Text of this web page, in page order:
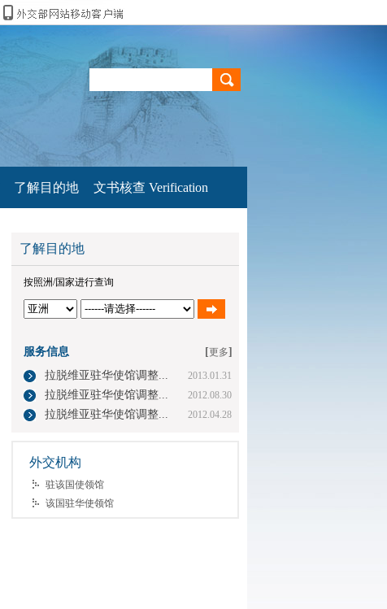
了解目的地 文书核查 Verification
了解目的地
按照洲/国家进行查询
服务信息 [更多]
拉脱维亚驻华使馆调整...
2013.01.31
拉脱维亚驻华使馆调整... 2012.08.30
拉脱维亚驻华使馆调整... 2012.04.28
外交机构
驻该国使领馆
该国驻华使领馆